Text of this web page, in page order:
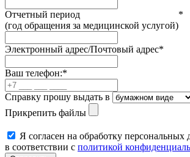
Отчетный период
(год обращения за медицинской услугой)
*
Электронный адрес/Почтовый адрес*
Ваш телефон:*
Справку прошу выдать в
Прикрепить файлы
Я согласен на обработку персональных
в соответствии с политикой